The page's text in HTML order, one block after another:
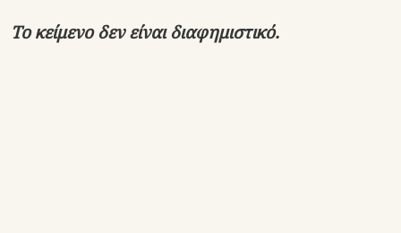
Το κείμενο δεν είναι διαφημιστικό.